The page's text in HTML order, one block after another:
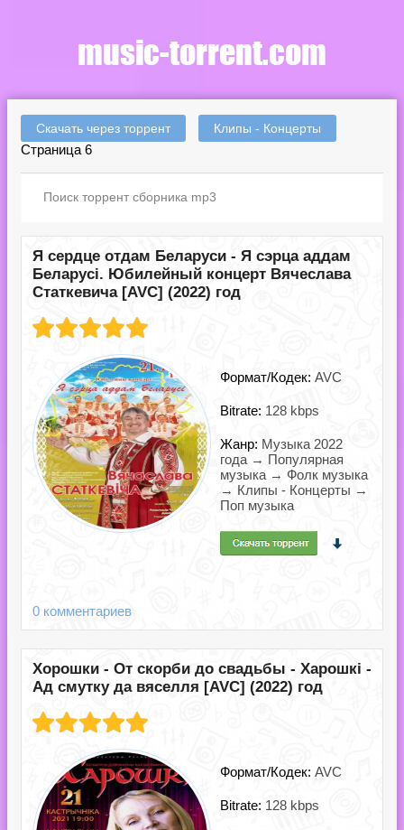
Скачать через торрент Клипы - Концерты
Страница 6
Я сердце отдам Беларуси - Я сэрца аддам
Беларусі. Юбилейный концерт Вячеслава
Статкевича [AVC] (2022) год
Формат/Кодек: AVC
Bitrate: 128 kbps
Жанр: Музыка 2022
года → Популярная
музыка → Фолк музыка
→ Клипы - Концерты →
Поп музыка
0 комментариев
Хорошки - От скорби до свадьбы - Харошкі -
Ад смутку да вяселля [AVC] (2022) год
Формат/Кодек: AVC
Bitrate: 128 kbps